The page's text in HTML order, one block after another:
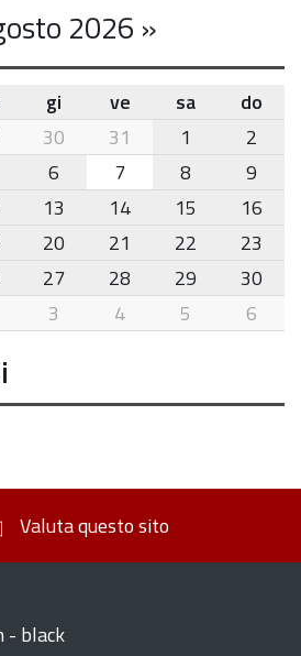
2026 »
gi ve sa
do
30 31 1
2
6 7 8
9
13 14 15
16
20 21 22
23
27 28 29
30
3 4 5 6
Valuta questo sito